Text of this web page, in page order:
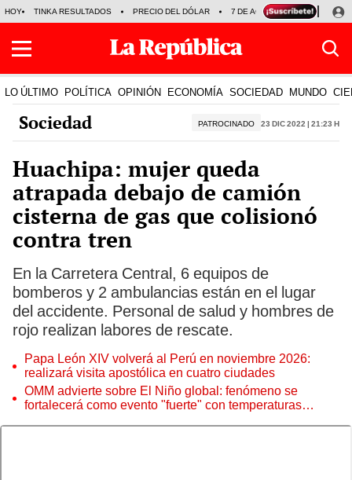
HOY TINKA RESULTADOS PRECIO DEL DÓLAR 7 DE AGOSTO OLLANTA
LO ÚLTIMO POLÍTICA OPINIÓN ECONOMÍA SOCIEDAD MUNDO
Sociedad PATROCINADO 23 Dic 2022 | 21:23 h
Huachipa: mujer queda
atrapada debajo de camión
cisterna de gas que colisionó
contra tren
En la Carretera Central, 6 equipos de
bomberos y 2 ambulancias están en el lugar
del accidente. Personal de salud y hombres de
rojo realizan labores de rescate.
Papa León XIV volverá al Perú en noviembre 2026:
realizará visita apostólica en cuatro ciudades
OMM advierte sobre El Niño global: fenómeno se
fortalecerá como evento "fuerte" con temperaturas